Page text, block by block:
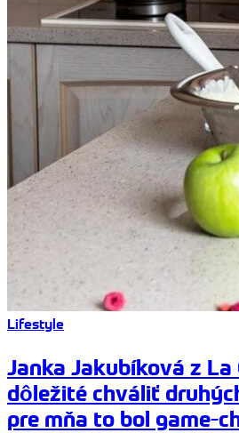
Lifestyle
Janka Jakubíková z La
dôležité chváliť
pre mňa to bol game-